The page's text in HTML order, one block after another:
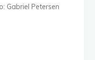
Gabriel Petersen